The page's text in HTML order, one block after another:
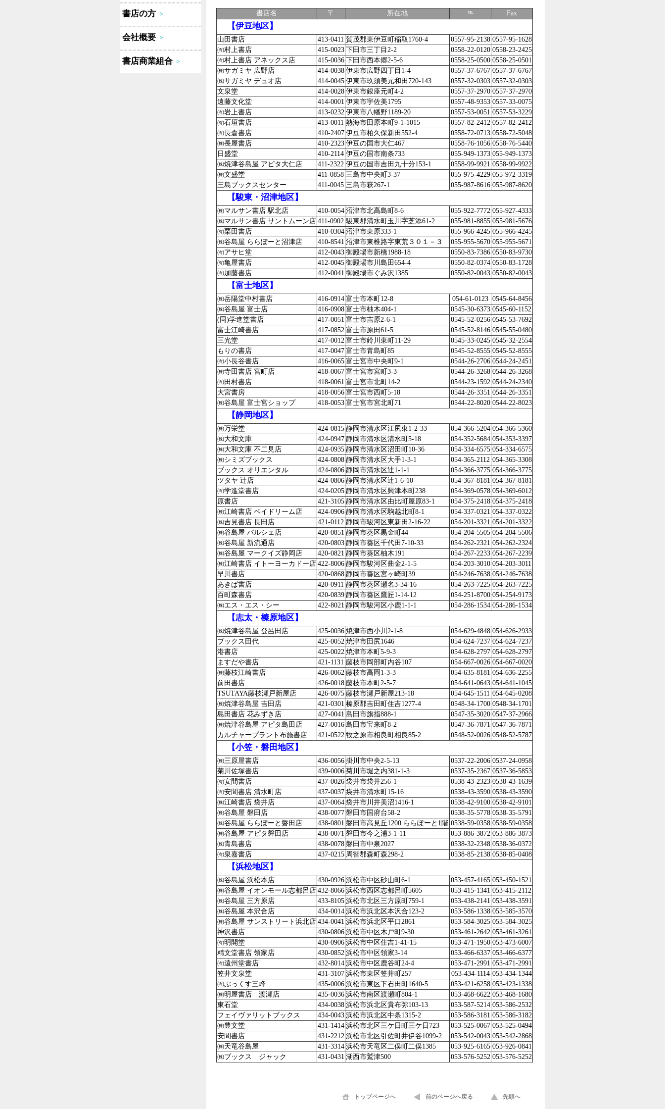
書店の方
会社概要
書店商業組合
書店名 〒 所在地 ℡ Fax
【伊豆地区】
山田書店 413-0411 賀茂郡東伊豆町稲取1760-4 0557-95-2138 0557-95-1628
㈲村上書店
415-0023 下田市三丁目2-2 0558-22-0120 0558-23-2425
㈲村上書店 アネックス店
415-0036 下田市西本郷2-5-6 0558-25-0500 0558-25-0501
㈱サガミヤ 広野店
414-0038 伊東市広野四丁目1-4 0557-37-6767 0557-37-6767
㈱サガミヤ デュオ店
414-0045 伊東市玖須美元和田720-143 0557-32-0303 0557-32-0303
文泉堂
414-0028 伊東市銀座元町4-2 0557-37-2970 0557-37-2970
遠藤文化堂
414-0001 伊東市宇佐美1795 0557-48-9353 0557-33-0075
㈲岩上書店
413-0232 伊東市八幡野1189-20 0557-53-0051 0557-53-3229
㈲石垣書店
413-0011 熱海市田原本町9-1-1015 0557-82-2412 0557-82-2412
㈲長倉書店
410-2407 伊豆市柏久保新田552-4 0558-72-0713 0558-72-5048
㈱長屋書店
410-2323 伊豆の国市大仁467 0558-76-1056 0558-76-5440
日盛堂
410-2114 伊豆の国市南条733 055-949-1373 055-949-1373
㈱焼津谷島屋 アピタ大仁店
411-2322 伊豆の国市吉田九十分153-1 0558-99-9921 0558-99-9922
㈱文盛堂
411-0858 三島市中央町3-37 055-975-4229 055-972-3319
三島ブックスセンター
411-0045 三島市萩267-1 055-987-8616 055-987-8620
【駿東・沼津地区】
㈱マルサン書店 駅北店 410-0054 沼津市北高島町8-6 055-922-7772 055-927-4333
㈱マルサン書店 サントムーン店 411-0902 駿東郡清水町玉川字芝添61-2 055-981-8855 055-981-5676
㈲栗田書店
410-0304 沼津市東原333-1 055-966-4245 055-966-4245
㈱谷島屋 ららぽーと沼津店
410-8541 沼津市東椎路字東荒３０１－３ 055-955-5670 055-955-5671
㈲アサヒ堂
412-0043 御殿場市新橋1988-18 0550-83-7386 0550-83-9730
㈲亀屋書店
412-0045 御殿場市川島田654-4 0550-82-0374 0550-83-1728
㈲加藤書店
412-0041 御殿場市ぐみ沢1385 0550-82-0043 0550-82-0043
【富士地区】
㈱岳陽堂中村書店 416-0914 富士市本町12-8 054-61-0123 0545-64-8456
㈱谷島屋 富士店
416-0908 富士市柚木404-1 0545-30-6373 0545-60-1152
(同)学進堂書店
417-0051 富士市吉原2-6-1 0545-52-0256 0545-53-7692
富士江崎書店
417-0852 富士市原田61-5 0545-52-8146 0545-55-0480
三光堂
417-0012 富士市鈴川東町11-29 0545-33-0245 0545-32-2554
もりの書店
417-0047 富士市青島町85 0545-52-8555 0545-52-8555
㈲小長谷書店
416-0065 富士宮市中央町9-1 0544-26-2706 0544-24-2451
㈱寺田書店 宮町店
418-0067 富士宮市宮町3-3 0544-26-3268 0544-26-3268
㈲田村書店
418-0061 富士宮市北町14-2 0544-23-1592 0544-24-2340
大宮書房
418-0056 富士宮市西町5-18 0544-26-3351 0544-26-3351
㈱谷島屋 富士宮ショップ
418-0053 富士宮市宮北町71 0544-22-8020 0544-22-8023
【静岡地区】
㈱万栄堂 424-0815 静岡市清水区江尻東1-2-33 054-366-5204 054-366-5360
㈱大和文庫
424-0947 静岡市清水区清水町5-18 054-352-5684 054-353-3397
㈱大和文庫 不二見店
424-0935 静岡市清水区沼田町10-36 054-334-6575 054-334-6575
㈱シミズブックス
424-0808 静岡市清水区大手1-3-1 054-365-2112 054-365-3308
ブックス オリエンタル
424-0806 静岡市清水区辻1-1-1 054-366-3775 054-366-3775
ツタヤ 辻店
424-0806 静岡市清水区辻1-6-10 054-367-8181 054-367-8181
㈲学進堂書店
424-0205 静岡市清水区興津本町238 054-369-0578 054-369-6012
原書店
421-3105 静岡市清水区由比町屋原83-1 054-375-2418 054-375-2418
㈱江崎書店 ベイドリーム店
424-0906 静岡市清水区駒越北町8-1 054-337-0321 054-337-0322
㈱吉見書店 長田店
421-0112 静岡市駿河区東新田2-16-22 054-201-3321 054-201-3322
㈱谷島屋 パルシェ店
420-0851 静岡市葵区黒金町44 054-204-5505 054-204-5506
㈱谷島屋 新流通店
420-0803 静岡市葵区千代田7-10-33 054-262-2321 054-262-2324
㈱谷島屋 マークイズ静岡店
420-0821 静岡市葵区柚木191 054-267-2233 054-267-2239
㈱江崎書店 イトーヨーカドー店 422-8006 静岡市駿河区曲金2-1-5 054-203-3010 054-203-3011
早川書店
420-0868 静岡市葵区宮ヶ崎町39 054-246-7638 054-246-7638
あきば書店
420-0911 静岡市葵区瀬名3-34-16 054-263-7225 054-263-7225
百町森書店
420-0839 静岡市葵区鷹匠1-14-12 054-251-8700 054-254-9173
㈱エス・エス・シー
422-8021 静岡市駿河区小鹿1-1-1 054-286-1534 054-286-1534
【志太・榛原地区】
㈱焼津谷島屋 登呂田店 425-0036 焼津市西小川2-1-8 054-629-4848 054-626-2933
ブックス田代
425-0052 焼津市田尻1646 054-624-7237 054-624-7237
港書店
425-0022 焼津市本町5-9-3 054-628-2797 054-628-2797
ますだや書店
421-1131 藤枝市岡部町内谷107 054-667-0026 054-667-0020
㈱藤枝江崎書店
426-0062 藤枝市高岡1-3-3 054-635-8181 054-636-2255
前田書店
426-0018 藤枝市本町2-5-7 054-641-0643 054-641-1045
TSUTAYA藤枝瀬戸新屋店
426-0075 藤枝市瀬戸新屋213-18 054-645-1511 054-645-0208
㈱焼津谷島屋 吉田店
421-0301 榛原郡吉田町住吉1277-4 0548-34-1700 0548-34-1701
島田書店 花みずき店
427-0041 島田市旗指888-1 0547-35-3020 0547-37-2966
㈱焼津谷島屋 アピタ島田店
427-0016 島田市宝来町8-2 0547-36-7871 0547-36-7871
カルチャープラント布施書店
421-0522 牧之原市相良町相良85-2 0548-52-0026 0548-52-5787
【小笠・磐田地区】
㈱三原屋書店 436-0056 掛川市中央2-5-13 0537-22-2006 0537-24-0958
菊川佐塚書店
439-0006 菊川市堀之内381-1-3 0537-35-2367 0537-36-5853
㈲安間書店
437-0026 袋井市袋井256-1 0538-43-2323 0538-43-1639
㈲安間書店 清水町店
437-0037 袋井市清水町15-16 0538-43-3590 0538-43-3590
㈱江崎書店 袋井店
437-0064 袋井市川井美沼1416-1 0538-42-9100 0538-42-9101
㈱谷島屋 磐田店
438-0077 磐田市国府台58-2 0538-35-5778 0538-35-5791
㈱谷島屋 ららぽーと磐田店
438-0801 磐田市高見丘1200 ららぽーと1階 0538-59-0358 0538-59-0358
㈱谷島屋 アピタ磐田店
438-0071 磐田市今之浦3-1-11 053-886-3872 053-886-3873
㈱青島書店
438-0078 磐田市中泉2027 0538-32-2348 0538-36-0372
㈲泉嘉書店
437-0215 周智郡森町森298-2 0538-85-2138 0538-85-0408
【浜松地区】
㈱谷島屋 浜松本店 430-0926 浜松市中区砂山町6-1 053-457-4165 053-450-1521
㈱谷島屋 イオンモール志都呂店 432-8066 浜松市西区志都呂町5605 053-415-1341 053-415-2112
㈱谷島屋 三方原店
433-8105 浜松市北区三方原町759-1 053-438-2141 053-438-3591
㈱谷島屋 本沢合店
434-0014 浜松市浜北区本沢合123-2 053-586-1338 053-585-3570
㈱谷島屋 サンストリート浜北店 434-0041 浜松市浜北区平口2861 053-584-3025 053-584-3025
神沢書店
430-0806 浜松市中区木戸町9-30 053-461-2642 053-461-3261
㈲明開堂
430-0906 浜松市中区住吉1-41-15 053-471-1950 053-473-6007
精文堂書店 領家店
430-0852 浜松市中区領家3-14 053-466-6337 053-466-6377
㈲遠州堂書店
432-8014 浜松市中区鹿谷町24-4 053-471-2991 053-471-2991
笠井文泉堂
431-3107 浜松市東区笠井町257 053-434-1114 053-434-1344
㈲ぶっくす三峰
435-0006 浜松市東区下石田町1640-5 053-421-6258 053-423-1338
㈱明屋書店 渡瀬店
435-0036 浜松市南区渡瀬町804-1 053-468-6622 053-468-1680
東石堂
434-0038 浜松市浜北区貴布弥103-13 053-587-5214 053-586-2532
フェイヴァリットブックス
434-0043 浜松市浜北区中条1315-2 053-586-3181 053-586-3182
㈱豊文堂
431-1414 浜松市北区三ケ日町三ケ日723 053-525-0067 053-525-0494
安間書店
431-2212 浜松市北区引佐町井伊谷1099-2 053-542-0043 053-542-2868
㈱天竜谷島屋
431-3314 浜松市天竜区二俣町二俣1385 053-925-6165 053-926-0841
㈱ブックス ジャック
431-0431 湖西市鷲津500 053-576-5252 053-576-5252
トップページへ 前のページへ戻る 先頭へ